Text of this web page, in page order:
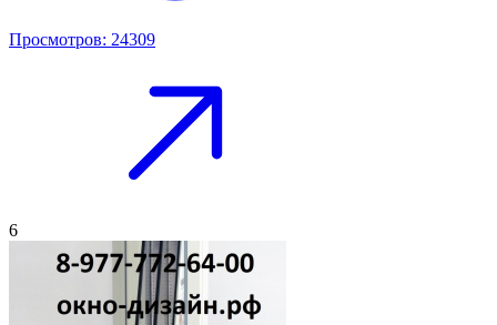
Просмотров: 24309
6